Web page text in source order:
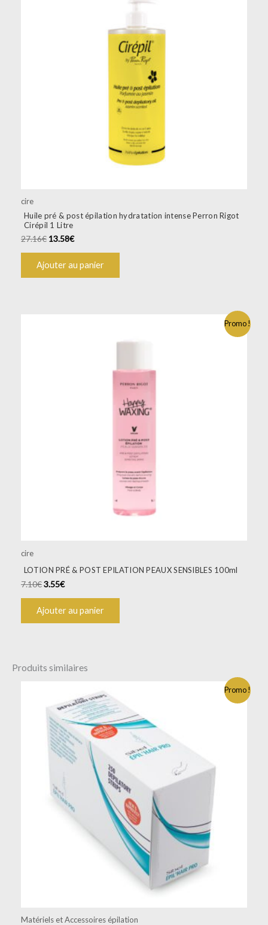
cire
Huile pré & post épilation hydratation intense Perron Rigot
Cirépil 1 Litre
27.16€ 13.58€
Ajouter au panier
Promo !
cire
LOTION PRÉ & POST EPILATION PEAUX SENSIBLES 100ml
7.10€3.55€
Ajouter au panier
Produits similaires
Promo !
Matériels et Accessoires épilation
initial
était :
10.94€.
prix
actuel
est :
9.12€.